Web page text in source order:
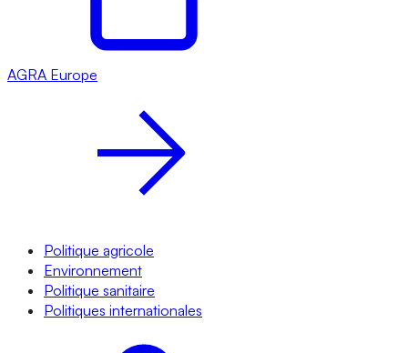
AGRA Europe
Politique agricole
Environnement
Politique sanitaire
Politiques internationales